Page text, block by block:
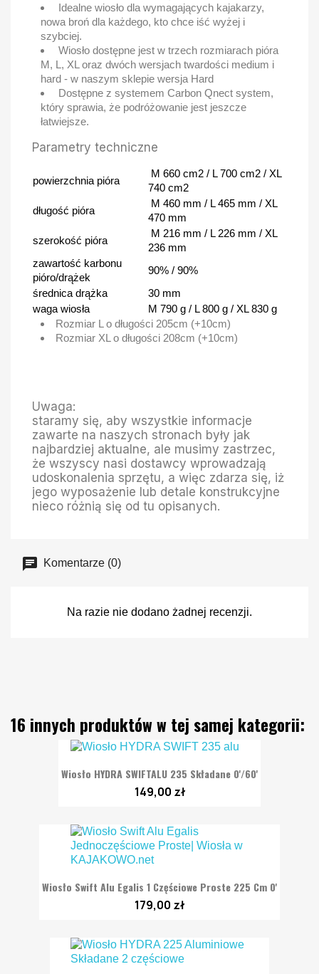
Idealne wiosło dla wymagających kajakarzy,
nowa broń dla każdego, kto chce iść wyżej i
szybciej.
Wiosło dostępne jest w trzech rozmiarach pióra
M, L, XL oraz dwóch wersjach twardości medium i
hard - w naszym sklepie wersja Hard
Dostępne z systemem Carbon Qnect system,
który sprawia, że podróżowanie jest jeszcze
łatwiejsze.
Parametry techniczne
powierzchnia pióra
M 660 cm2 / L 700 cm2 / XL
740 cm2
długość pióra
M 460 mm / L 465 mm / XL
470 mm
szerokość pióra
M 216 mm / L 226 mm / XL
236 mm
zawartość karbonu
pióro/drążek
90% / 90%
średnica drążka
30 mm
waga wiosła
M 790 g / L 800 g / XL 830 g
Rozmiar L o długości 205cm (+10cm)
Rozmiar XL o długości 208cm (+10cm)
Uwaga:
staramy się, aby wszystkie informacje
zawarte na naszych stronach były jak
najbardziej aktualne, ale musimy zastrzec,
że wszyscy nasi dostawcy wprowadzają
udoskonalenia sprzętu, a więc zdarza się, iż
jego wyposażenie lub detale konstrukcyjne
nieco różnią się od tu opisanych.
Komentarze (0)
Na razie nie dodano żadnej recenzji.
16 innych produktów w tej samej kategorii:
Wiosło HYDRA SWIFTALU 235 Składane 0'/60'
149,00 zł
Wiosło Swift Alu Egalis 1 Częściowe Proste 225 Cm 0'
179,00 zł